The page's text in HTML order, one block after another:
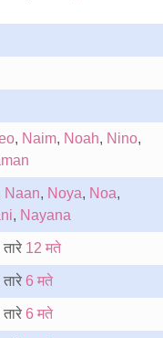
, Naim, Noah, Nino,
Naan, Noya, Noa,
, Nayana
12 मते
6 मते
6 मते